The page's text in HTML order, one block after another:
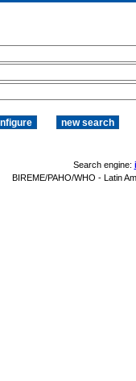
Search engine:
BIREME/PAHO/WHO - Latin